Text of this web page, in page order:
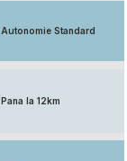
Autonomie Standard
Pana la 12km